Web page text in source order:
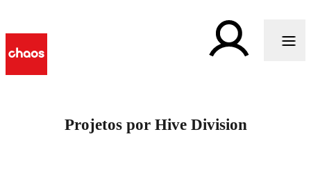
Projetos por Hive Division